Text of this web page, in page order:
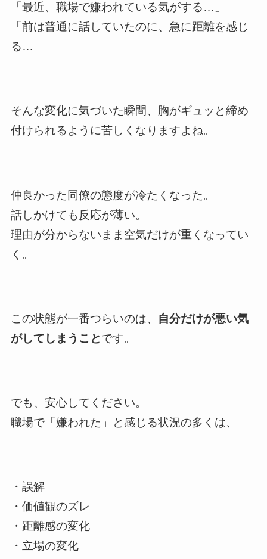
「最近、職場で嫌われている気がする…」
「前は普通に話していたのに、急に距離を感じ
る…」
そんな変化に気づいた瞬間、胸がギュッと締め
付けられるように苦しくなりますよね。
仲良かった同僚の態度が冷たくなった。
話しかけても反応が薄い。
理由が分からないまま空気だけが重くなってい
く。
この状態が一番つらいのは、 自分だけが悪い気
がしてしまうことです。
でも、安心してください。
職場で「嫌われた」と感じる状況の多くは、
・誤解
・価値観のズレ
・距離感の変化
・立場の変化